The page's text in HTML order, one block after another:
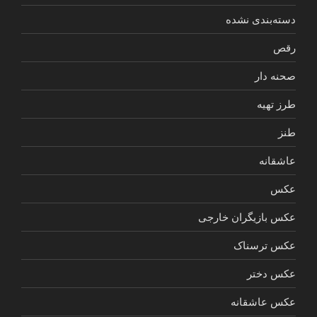
دسته‌بندی نشده
رقص
صحنه دار
طرز تهیه
طنز
عاشقانه
عکس
عکس بازیگران خارجی
عکس ترسناک
عکس دختر
عکس عاشقانه